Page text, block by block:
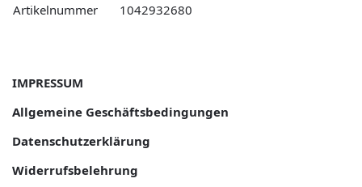
Artikelnummer
1042932680
IMPRESSUM
Allgemeine Geschäftsbedingungen
Datenschutzerklärung
Widerrufsbelehrung